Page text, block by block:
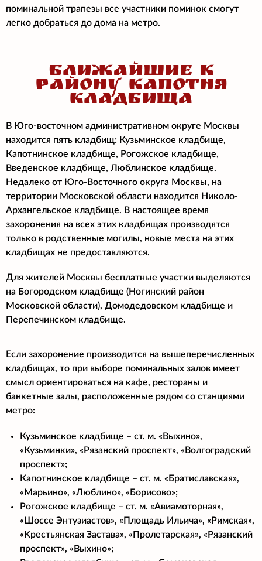
поминальной трапезы все участники поминок смогут
легко добраться до дома на метро.
БЛИЖАЙШИЕ К
РАЙОНУ КАПОТНЯ
КЛАДБИЩА
В Юго-восточном административном округе Москвы
находится пять кладбищ: Кузьминское кладбище,
Капотнинское кладбище, Рогожское кладбище,
Введенское кладбище, Люблинское кладбище.
Недалеко от Юго-Восточного округа Москвы, на
территории Московской области находится Николо-
Архангельское кладбище. В настоящее время
захоронения на всех этих кладбищах производятся
только в родственные могилы, новые места на этих
кладбищах не предоставляются.
Для жителей Москвы бесплатные участки выделяются
на Богородском кладбище (Ногинский район
Московской области), Домодедовском кладбище и
Перепечинском кладбище.
Если захоронение производится на вышеперечисленных
кладбищах, то при выборе поминальных залов имеет
смысл ориентироваться на кафе, рестораны и
банкетные залы, расположенные рядом со станциями
метро:
Кузьминское кладбище – ст. м. «Выхино»,
«Кузьминки», «Рязанский проспект», «Волгоградский
проспект»;
Капотнинское кладбище – ст. м. «Братиславская»,
«Марьино», «Люблино», «Борисово»;
Рогожское кладбище – ст. м. «Авиамоторная»,
«Шоссе Энтузиастов», «Площадь Ильича», «Римская»,
«Крестьянская Застава», «Пролетарская», «Рязанский
проспект», «Выхино»;